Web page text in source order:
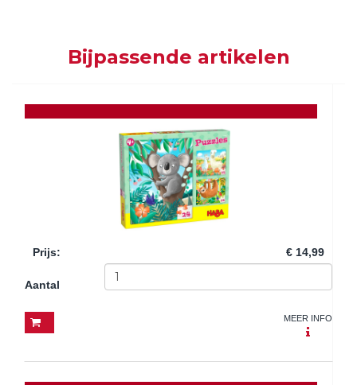
Bijpassende artikelen
Prijs: € 14,99
Aantal
MEER INFO